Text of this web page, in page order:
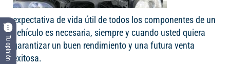
expectativa de vida útil de todos los componentes de un
vehículo es necesaria, siempre y cuando usted quiera
garantizar un buen rendimiento y una futura venta
exitosa.
Tu opinión